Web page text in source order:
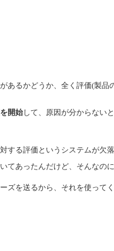
あるかどうか、全く評価(製品
開始して、原因が分からない
する評価というシステムが欠落
てあったんだけど、そんなの
ズを送るから、それを使って